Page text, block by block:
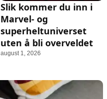
Slik kommer du inn i
Marvel- og
superheltuniverset
uten å bli overveldet
august 1, 2026